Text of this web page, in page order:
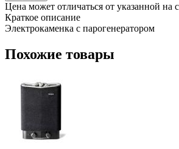
Цена может отличаться от указанной на
Краткое описание
Электрокаменка с парогенератором
Похожие товары